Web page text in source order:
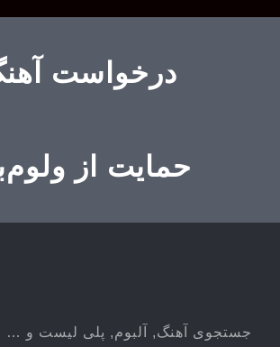
درخواست
حمایت از